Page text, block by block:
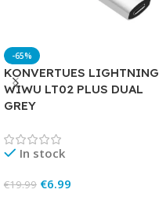
-65%
KONVERTUES LIGHTNING
WIWU LT02 PLUS DUAL
GREY
In stock
€19.99 €6.99